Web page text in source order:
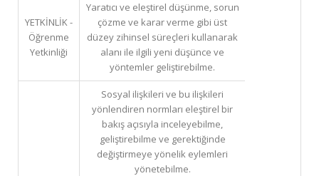
YETKİNLİK -
Öğrenme
Yetkinliği
Yaratıcı ve eleştirel düşünme, sorun
çözme ve karar verme gibi üst
düzey zihinsel süreçleri kullanarak
alanı ile ilgili yeni düşünce ve
yöntemler geliştirebilme.
Sosyal ilişkileri ve bu ilişkileri
yönlendiren normları eleştirel bir
bakış açısıyla inceleyebilme,
geliştirebilme ve gerektiğinde
değiştirmeye yönelik eylemleri
yönetebilme.